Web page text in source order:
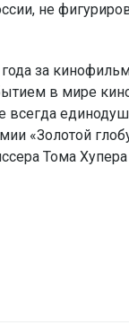
не
за
в мире
всегда
«Золотой
Тома